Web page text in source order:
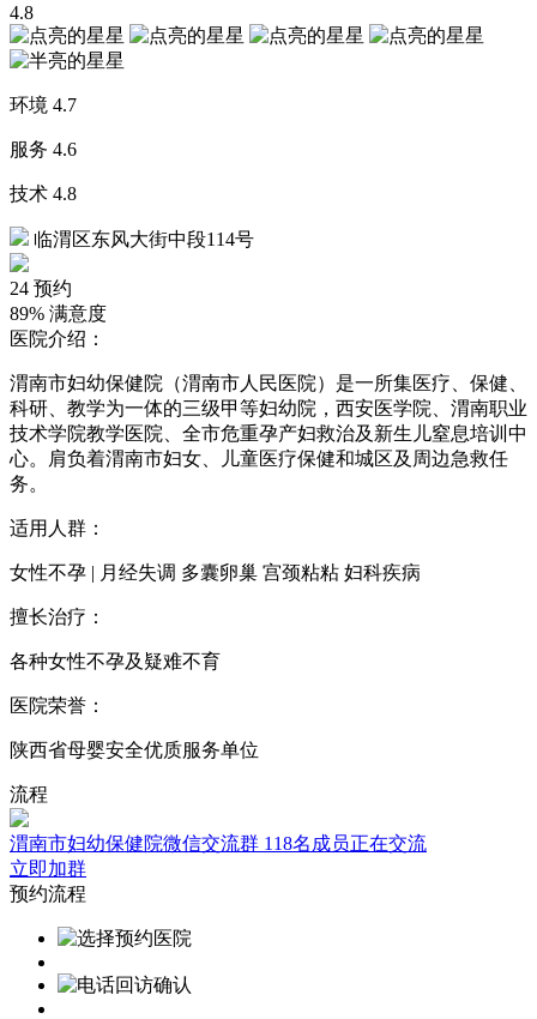
4.8
环境 4.7
服务 4.6
技术 4.8
临渭区东风大街中段114号
24 预约
89% 满意度
医院介绍：
渭南市妇幼保健院（渭南市人民医院）是一所集医疗、保健、
科研、教学为一体的三级甲等妇幼院，西安医学院、渭南职业
技术学院教学医院、全市危重孕产妇救治及新生儿窒息培训中
心。肩负着渭南市妇女、儿童医疗保健和城区及周边急救任
务。
适用人群：
女性不孕 | 月经失调 多囊卵巢 宫颈粘粘 妇科疾病
擅长治疗：
各种女性不孕及疑难不育
医院荣誉：
陕西省母婴安全优质服务单位
流程
渭南市妇幼保健院微信交流群 118名成员正在交流
立即加群
预约流程